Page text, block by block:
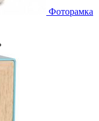
Фоторамка